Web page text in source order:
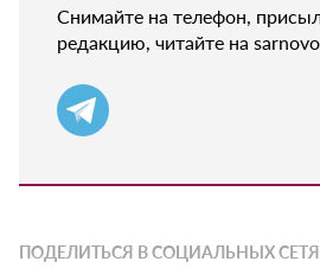
Снимайте на телефон,
редакцию, читайте на
ПОДЕЛИТЬСЯ В СОЦИАЛЬНЫХ